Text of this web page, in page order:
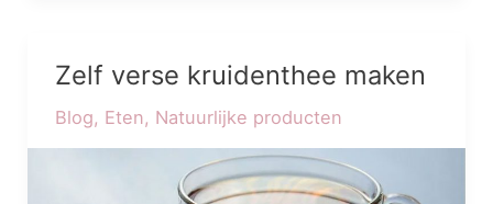
Zelf verse kruidenthee maken
Blog, Eten, Natuurlijke producten
Zelf
kruidenthee